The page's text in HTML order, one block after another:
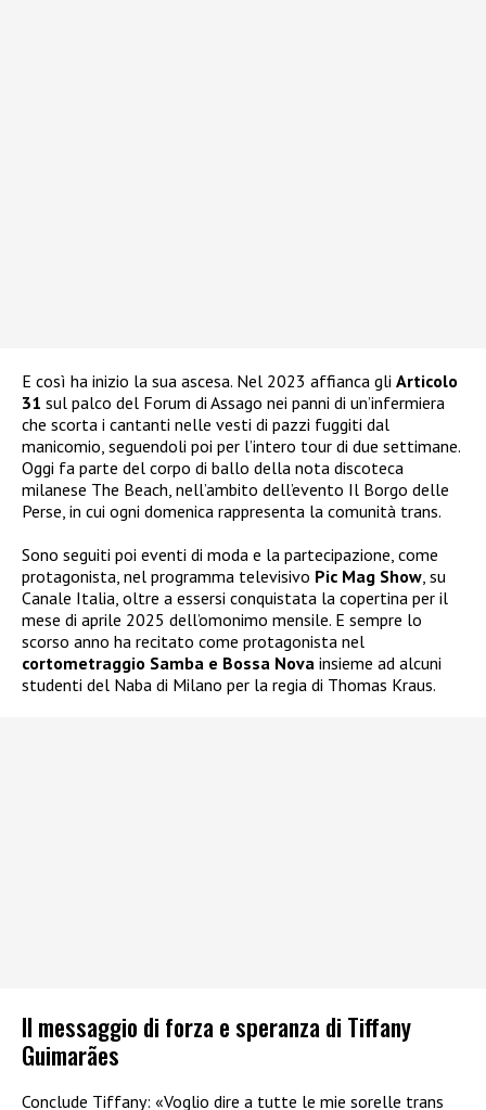
E così ha inizio la sua ascesa. Nel 2023 affianca gli Articolo
31 sul palco del Forum di Assago nei panni di un’infermiera
che scorta i cantanti nelle vesti di pazzi fuggiti dal
manicomio, seguendoli poi per l’intero tour di due settimane.
Oggi fa parte del corpo di ballo della nota discoteca
milanese The Beach, nell’ambito dell’evento Il Borgo delle
Perse, in cui ogni domenica rappresenta la comunità trans.
Sono seguiti poi eventi di moda e la partecipazione, come
protagonista, nel programma televisivo Pic Mag Show, su
Canale Italia, oltre a essersi conquistata la copertina per il
mese di aprile 2025 dell’omonimo mensile. E sempre lo
scorso anno ha recitato come protagonista nel
cortometraggio Samba e Bossa Nova insieme ad alcuni
studenti del Naba di Milano per la regia di Thomas Kraus.
Il messaggio di forza e speranza di Tiffany
Guimarães
Conclude Tiffany: «Voglio dire a tutte le mie sorelle trans